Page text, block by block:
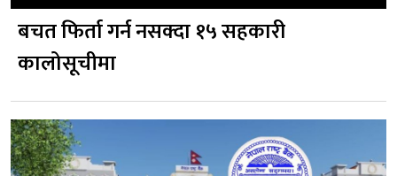
बचत फिर्ता गर्न नसक्दा १५ सहकारी
कालोसूचीमा